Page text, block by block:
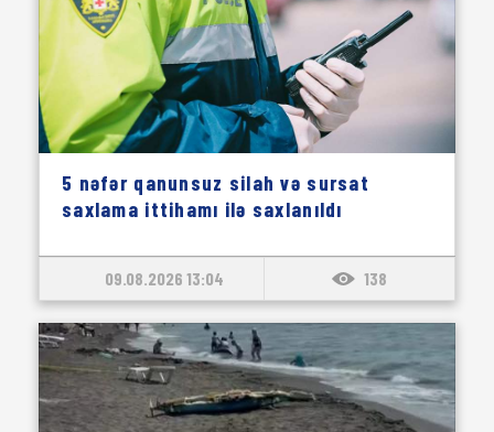
5 nəfər qanunsuz silah və sursat
saxlama ittihamı ilə saxlanıldı
09.08.2026 13:04 138